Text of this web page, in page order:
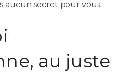
aucun secret pour vous.
au juste